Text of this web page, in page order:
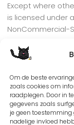
Om de beste
zoals cookies om
raadplegen. Door in
gegevens zoals
je geen toestemming
nadelige invloed
Except where
is licensed under a
NonCommercial-